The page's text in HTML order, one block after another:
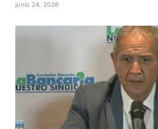
junio 24, 2026